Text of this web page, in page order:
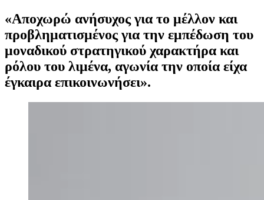
«Αποχωρώ ανήσυχος για το μέλλον και
προβληματισμένος για την εμπέδωση του
μοναδικού στρατηγικού χαρακτήρα και
ρόλου του λιμένα, αγωνία την οποία είχα
έγκαιρα επικοινωνήσει».